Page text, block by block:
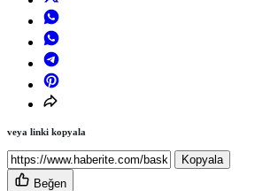
veya linki kopyala
Kopyala
Beğen